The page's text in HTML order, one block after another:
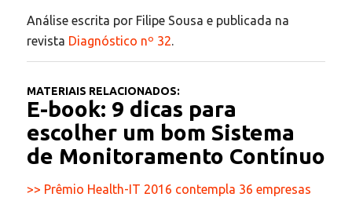
Análise escrita por Filipe Sousa e publicada na
revista Diagnóstico nº 32
MATERIAIS RELACIONADOS:
E-book: 9 dicas para
escolher um bom Sistema
de Monitoramento Contínuo
>> Prêmio Health-IT 2016 contempla 36 empresas